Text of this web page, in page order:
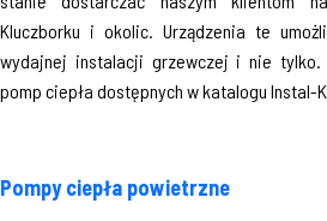
Kluczborku i okolic. Urządzenia te
wydajnej instalacji grzewczej i nie tylko.
pomp ciepła dostępnych w katalogu Instal-
Pompy ciepła powietrzne